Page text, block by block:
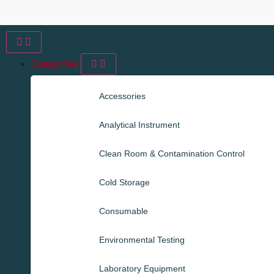
Categories
Accessories
Analytical Instrument
Clean Room & Contamination Control
Cold Storage
Consumable
Environmental Testing
Laboratory Equipment